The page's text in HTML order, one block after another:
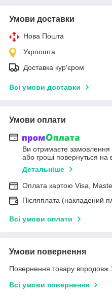
Умови доставки
Нова Пошта
Укрпошта
Доставка кур'єром
Всі умови доставки
Умови оплати
Ви отримаєте замовлення
або гроші повернуться на
Детальніше
Оплата картою Visa,
Післяплата (накладений
Всі умови оплати
Умови повернення
Повернення товару впродовж
Всі умови повернення